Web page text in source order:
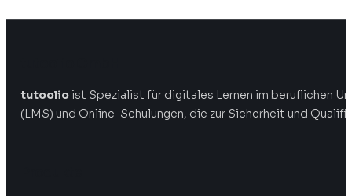
tutoolioist Spezialist für digitales Lernen im beruflichen
(LMS) und Online-Schulungen, die zur Sicherheit und